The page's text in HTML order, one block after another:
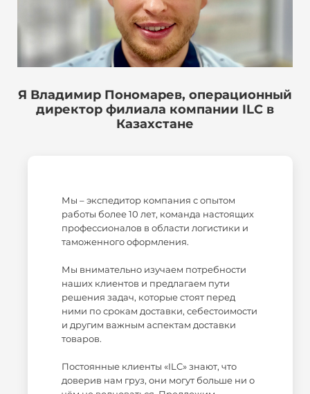
Я Владимир Пономарев, операционный
директор филиала компании ILC в
Казахстане
Мы – экспедитор компания с опытом
работы более 10 лет, команда настоящих
профессионалов в области логистики и
таможенного оформления.
Мы внимательно изучаем потребности
наших клиентов и предлагаем пути
решения задач, которые стоят перед
ними по срокам доставки, себестоимости
и другим важным аспектам доставки
товаров.
Постоянные клиенты «ILC» знают, что
доверив нам груз, они могут больше ни о